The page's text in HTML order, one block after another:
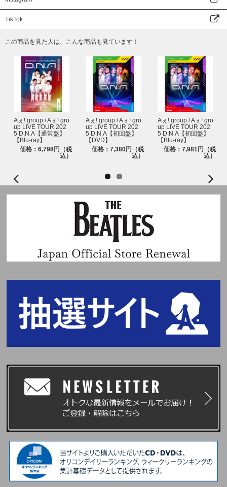
TikTok
この商品を見た人は、こんな商品も見ています！
Aぇ! group / Aぇ! gro
up LIVE TOUR 202
5 D.N.A【通常盤】
【Blu-ray】
価格：6,798円（税
込）
Aぇ! group / Aぇ! gro
up LIVE TOUR 202
5 D.N.A【初回盤】
【DVD】
価格：7,380円（税
込）
Aぇ! group / Aぇ! gro
up LIVE TOUR 202
5 D.N.A【初回盤】
【Blu-ray】
価格：7,981円（税
込）